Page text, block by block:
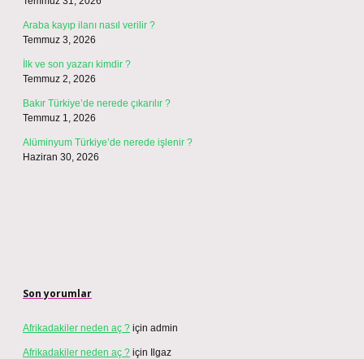
Araba kayıp ilanı nasıl verilir ?
Temmuz 3, 2026
İlk ve son yazarı kimdir ?
Temmuz 2, 2026
Bakır Türkiye’de nerede çıkarılır ?
Temmuz 1, 2026
Alüminyum Türkiye’de nerede işlenir ?
Haziran 30, 2026
Son yorumlar
Afrikadakiler neden aç ? için admin
Afrikadakiler neden aç ? için Ilgaz